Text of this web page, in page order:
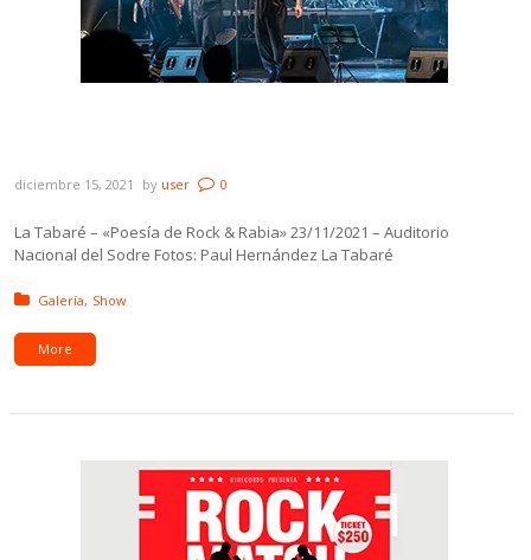
diciembre 15, 2021 by user 0
La Tabaré – «Poesía de Rock & Rabia» 23/11/2021 – Auditorio
Nacional del Sodre Fotos: Paul Hernández La Tabaré
Posted in:
Galería Show
More